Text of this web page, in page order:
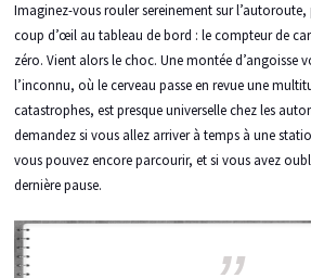
Imaginez-vous rouler sereinement sur
coup d’œil au tableau de bord : le compteur de
zéro. Vient alors le choc. Une montée d’angoisse
l’inconnu, où le cerveau passe en revue une
catastrophes, est presque universelle chez les
demandez si vous allez arriver à temps à une
vous pouvez encore parcourir, et si vous avez
dernière pause.